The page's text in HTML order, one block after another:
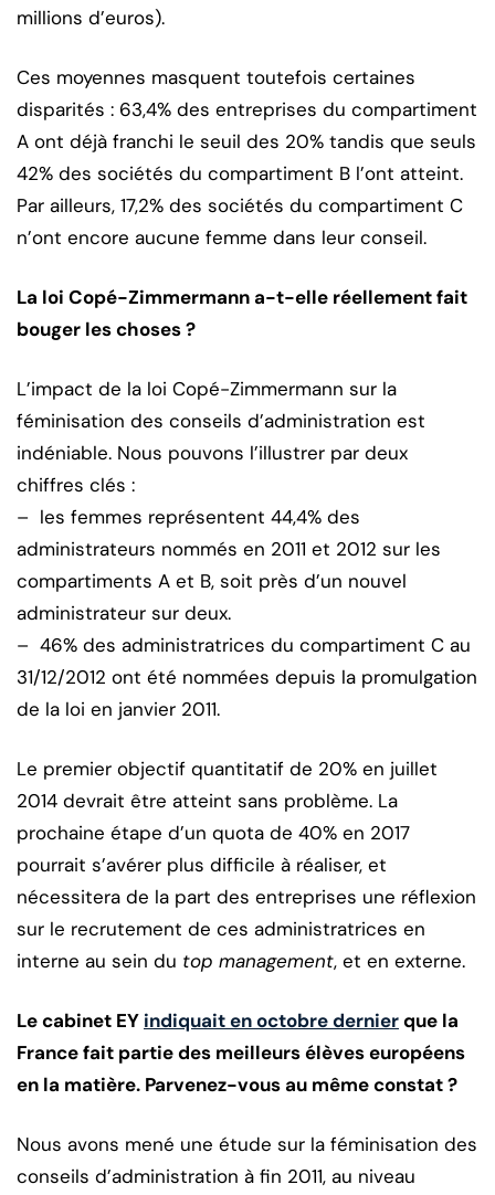
millions d’euros).
Ces moyennes masquent toutefois certaines
disparités : 63,4% des entreprises du compartiment
A ont déjà franchi le seuil des 20% tandis que seuls
42% des sociétés du compartiment B l’ont atteint.
Par ailleurs, 17,2% des sociétés du compartiment C
n’ont encore aucune femme dans leur conseil.
La loi Copé-Zimmermann a-t-elle réellement fait
bouger les choses ?
L’impact de la loi Copé-Zimmermann sur la
féminisation des conseils d’administration est
indéniable. Nous pouvons l’illustrer par deux
chiffres clés :
– les femmes représentent 44,4% des
administrateurs nommés en 2011 et 2012 sur les
compartiments A et B, soit près d’un nouvel
administrateur sur deux.
– 46% des administratrices du compartiment C au
31/12/2012 ont été nommées depuis la promulgation
de la loi en janvier 2011.
Le premier objectif quantitatif de 20% en juillet
2014 devrait être atteint sans problème. La
prochaine étape d’un quota de 40% en 2017
pourrait s’avérer plus difficile à réaliser, et
nécessitera de la part des entreprises une réflexion
sur le recrutement de ces administratrices en
interne au sein du top management, et en externe.
Le cabinet EY indiquait en octobre dernierque la
France fait partie des meilleurs élèves européens
en la matière. Parvenez-vous au même constat ?
Nous avons mené une étude sur la féminisation des
conseils d’administration à fin 2011, au niveau